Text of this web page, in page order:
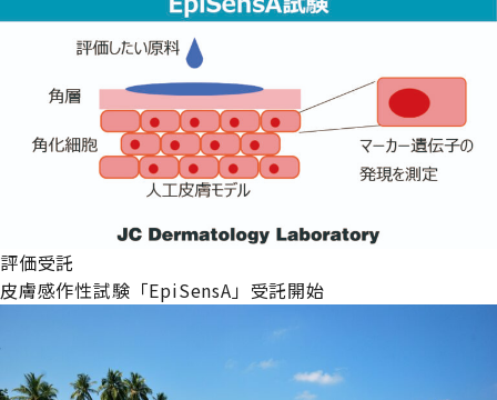
評価受託
皮膚感作性試験「EpiSensA」受託開始